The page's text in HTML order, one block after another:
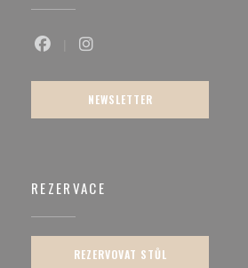
Facebook ((otevře se v novém okně))
NEWSLETTER
REZERVACE
REZERVOVAT STŮL